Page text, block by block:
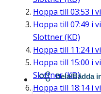
Hoppa till 03:53 i
Hoppa till 07:49 i
Slottner (KD)
Hoppa till 11:24i
Hoppa till 15:00 i
Slottner (KD)
Hoppa till 18:14i
Dela/Bädda